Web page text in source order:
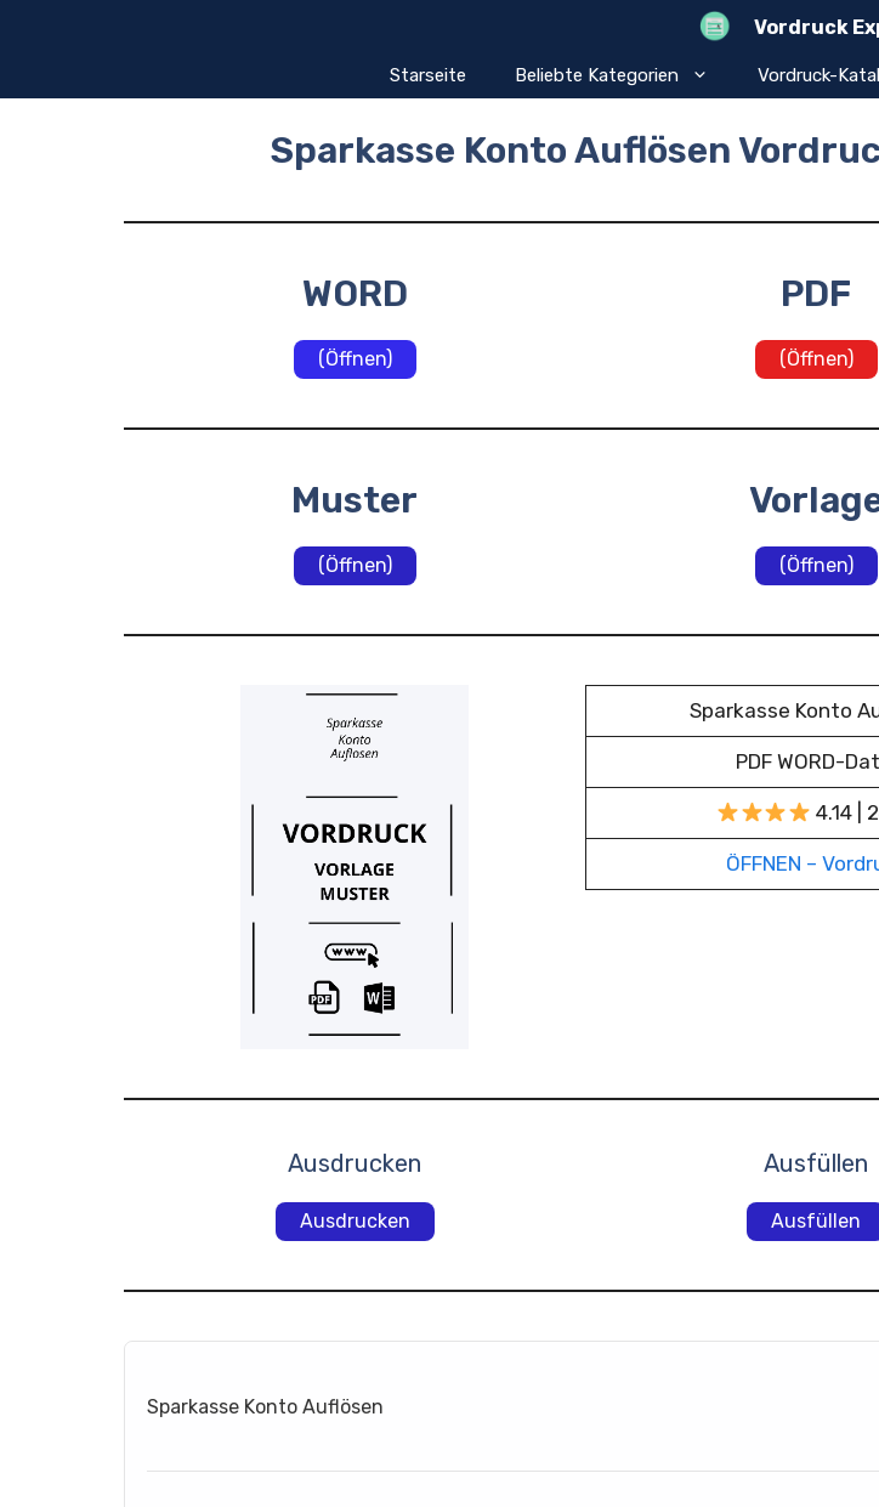
Vordruck
Starseite Beliebte Kategorien Vordruck-
Sparkasse Konto Auflösen
WORD
(Öffnen)
PDF
(Öffnen)
Muster
(Öffnen) (Öffnen)
Sparkasse Konto
PDF WORD-
4.14 |
ÖFFNEN –
Ausdrucken
Ausdrucken
Ausfüllen
Ausfüllen
Sparkasse Konto Auflösen